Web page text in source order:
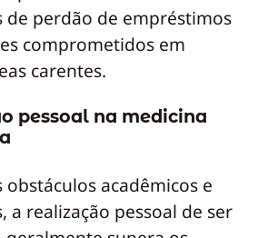
de perdão de empréstimos
comprometidos em
carentes.
pessoal na medicina
obstáculos acadêmicos e
a realização pessoal de ser